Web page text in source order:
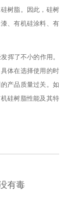
树脂。因此，硅树
、有机硅涂料、有
挥了不小的作用。
体在选择使用的时
产品质量过关。如
硅树脂性能及其特
有毒